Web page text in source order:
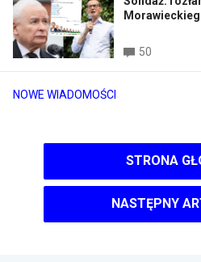
NOWE WIADOMOŚCI
50
STRONA
NASTĘPNY